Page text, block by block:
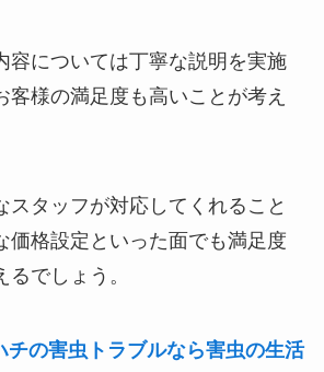
容については丁寧な説明を実施
客様の満足度も高いことが考え
スタッフが対応してくれること
価格設定といった面でも満足度
でしょう。
チの害虫トラブルなら害虫の生活